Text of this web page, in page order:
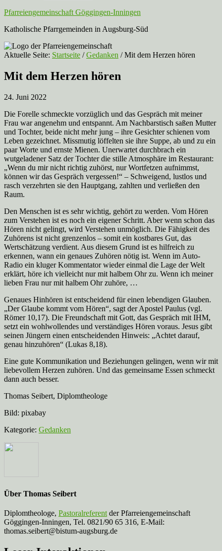
Pfarreiengemeinschaft Göggingen-Inningen
Katholische Pfarrgemeinden in Augsburg-Süd
Aktuelle Seite: Startseite / Gedanken /Mit dem Herzen hören
Mit dem Herzen hören
24. Juni 2022
Die Forelle schmeckte vorzüglich und das Gespräch mit meiner
Frau war angenehm und entspannt. Am Nachbarstisch saßen Mutter
und Tochter, beide nicht mehr jung – ihre Gesichter schienen vom
Leben gezeichnet. Missmutig löffelten sie ihre Suppe, ab und zu ein
paar Worte und ernste Mienen. Unerwartet durchbrach ein
wutgeladener Satz der Tochter die stille Atmosphäre im Restaurant:
„Wenn du mir nicht richtig zuhörst, nur Wortfetzen aufnimmst,
können wir das Gespräch vergessen!“ – Schweigend, lustlos und
rasch verzehrten sie den Hauptgang, zahlten und verließen den
Raum.
Den Menschen ist es sehr wichtig, gehört zu werden. Vom Hören
zum Verstehen ist es noch ein eigener Schritt. Aber wenn schon das
Hören nicht gelingt, wird Verstehen unmöglich. Die Fähigkeit des
Zuhörens ist nicht grenzenlos – somit ein kostbares Gut, das
Wertschätzung verdient. Aus diesem Grund ist es hilfreich zu
erkennen, wann ein genaues Zuhören nötig ist. Wenn im Auto-
Radio ein kluger Kommentator wieder einmal die Lage der Welt
erklärt, höre ich vielleicht nur mit halbem Ohr zu. Wenn ich meiner
lieben Frau nur mit halbem Ohr zuhöre, …
Genaues Hinhören ist entscheidend für einen lebendigen Glauben.
„Der Glaube kommt vom Hören“, sagt der Apostel Paulus (vgl.
Römer 10,17). Die Freundschaft mit Gott, das Gespräch mit IHM,
setzt ein wohlwollendes und verständiges Hören voraus. Jesus gibt
seinen Jüngern einen entscheidenden Hinweis: „Achtet darauf,
genau hinzuhören“ (Lukas 8,18).
Eine gute Kommunikation und Beziehungen gelingen, wenn wir mit
liebevollem Herzen zuhören. Und das gemeinsame Essen schmeckt
dann auch besser.
Thomas Seibert, Diplomtheologe
Bild: pixabay
Kategorie: Gedanken
Über Thomas Seibert
Diplomtheologe, Pastoralreferent der Pfarreiengemeinschaft
Göggingen-Inningen, Tel. 0821/90 65 316, E-Mail:
thomas.seibert@bistum-augsburg.de